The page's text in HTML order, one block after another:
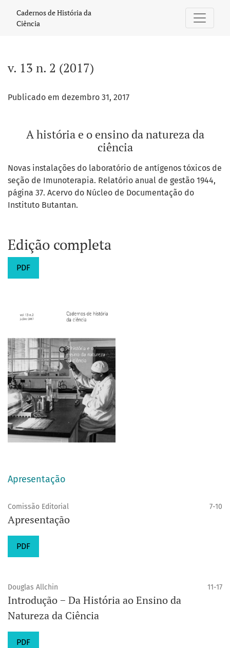
v. 13 n. 2 (2017): A história e o ensino da natureza da ciência
Cadernos de História da
Ciência
v. 13 n. 2 (2017)
Publicado em dezembro 31, 2017
A história e o ensino da natureza da
ciência
Novas instalações do laboratório de antígenos tóxicos de
seção de Imunoterapia. Relatório anual de gestão 1944,
página 37. Acervo do Núcleo de Documentação do
Instituto Butantan.
Edição completa
PDF
Apresentação
Comissão Editorial 7-10
Apresentação
PDF
Douglas Allchin 11-17
Introdução − Da História ao Ensino da
Natureza da Ciência
PDF